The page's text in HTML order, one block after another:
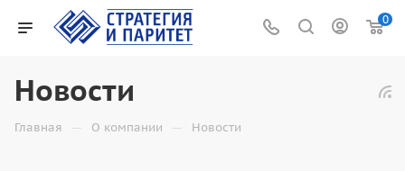
0
Новости
Главная — О компании — Новости